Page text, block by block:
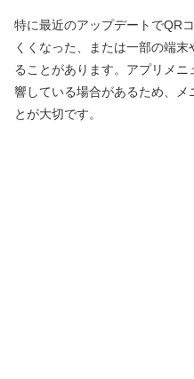
特に最近のアップデートでQR
くくなった、または一部の端
ることがあります。アプリメ
響している場合があるため、メ
とが大切です。